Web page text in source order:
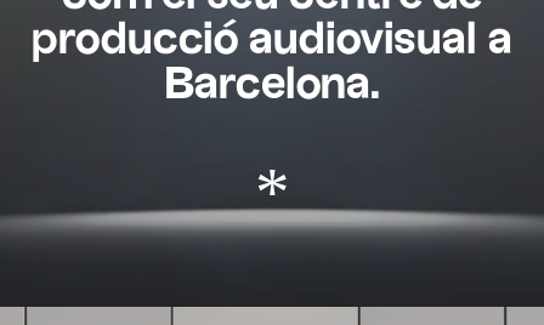
producció audiovisual a
Barcelona.
*